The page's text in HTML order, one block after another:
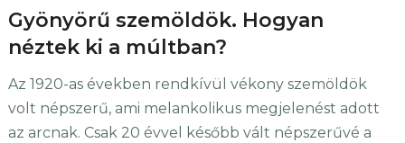
Gyönyörű szemöldök. Hogyan
néztek ki a múltban?
Az 1920-as években rendkívül vékony szemöldök
volt népszerű, ami melankolikus megjelenést adott
az arcnak. Csak 20 évvel később vált népszerűvé a